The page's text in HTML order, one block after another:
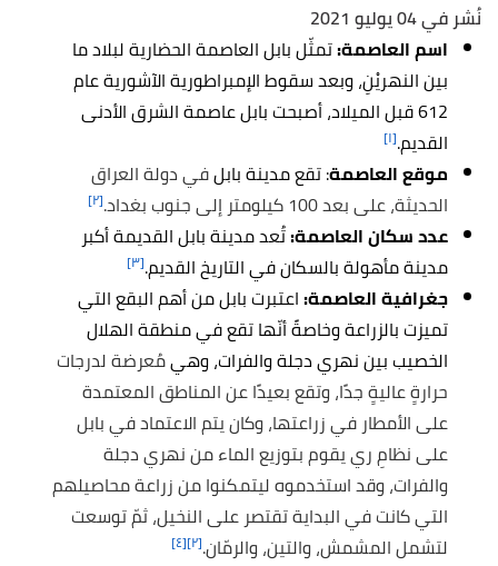
نُشر في 04 يوليو 2021
اسم العاصمة:تمثّل بابل العاصمة الحضارية لبلاد ما
بين النهريْنِ، وبعد سقوط الإمبراطورية الآشورية عام
612 قبل الميلاد، أصبحت بابل عاصمة الشرق الأدنى
القديم.[١]
موقع العاصمة: تقع مدينة بابلفي دولة العراق
الحديثة، على بعد 100 كيلومتر إلى جنوب بغداد.
[٢]
عدد سكان العاصمة:تُعد مدينة بابل القديمة أكبر
مدينة مأهولة بالسكان في التاريخ القديم.[٣]
جغرافية العاصمة:اعتبرت بابل من أهم البقع التي
تميزت بالزراعة وخاصةً أنّها تقع في منطقة الهلال
الخصيب بين نهري دجلة والفرات، وهيمُعرضة لدرجات
حرارةٍ عاليةٍ جدًا، وتقع بعيدًا عن المناطق المعتمدة
على الأمطار في زراعتها، وكان يتم الاعتماد في بابل
على نظامِ ريٍ يقوم بتوزيع الماء من نهري دجلة
والفرات، وقد استخدموه ليتمكنوا من زراعة محاصيلهم
التي كانت في البداية تقتصر على النخيل، ثمّ توسعت
لتشمل المشمش، والتين، والرمّان.[٢] [٤]